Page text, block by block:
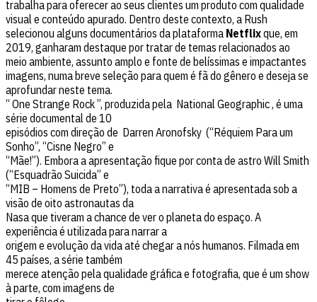
trabalha para oferecer ao seus clientes um produto com qualidade
visual e conteúdo apurado. Dentro deste contexto, a Rush
selecionou alguns documentários da plataforma Netflixque, em
2019, ganharam destaque por tratar de temas relacionados ao
meio ambiente, assunto amplo e fonte de belíssimas e impactantes
imagens, numa breve seleção para quem é fã do gênero e deseja se
aprofundar neste tema.
“ One Strange Rock ”, produzida pela National Geographic , é uma
série documental de 10
episódios com direção de Darren Aronofsky (“Réquiem Para um
Sonho”, “Cisne Negro” e
“Mãe!”). Embora a apresentação fique por conta de astro Will Smith
(“Esquadrão Suicida” e
“MIB – Homens de Preto”), toda a narrativa é apresentada sob a
visão de oito astronautas da
Nasa que tiveram a chance de ver o planeta do espaço. A
experiência é utilizada para narrar a
origem e evolução da vida até chegar a nós humanos. Filmada em
45 países, a série também
merece atenção pela qualidade gráfica e fotografia, que é um show
à parte, com imagens de